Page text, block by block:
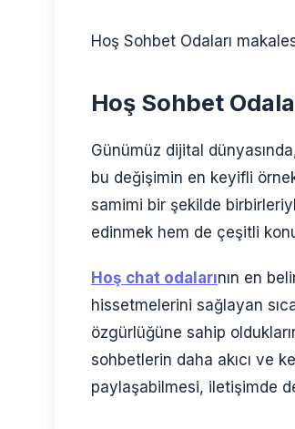
Hoş Sohbet Odaları
Hoş Sohbet
Günümüz dijital
bu değişimin en keyifli
samimi bir şekilde
edinmek hem de çeşitli
Hoş chat odalarının en
hissetmelerini sağlayan
özgürlüğüne sahip
sohbetlerin daha akıcı ve
paylaşabilmesi, iletişimde